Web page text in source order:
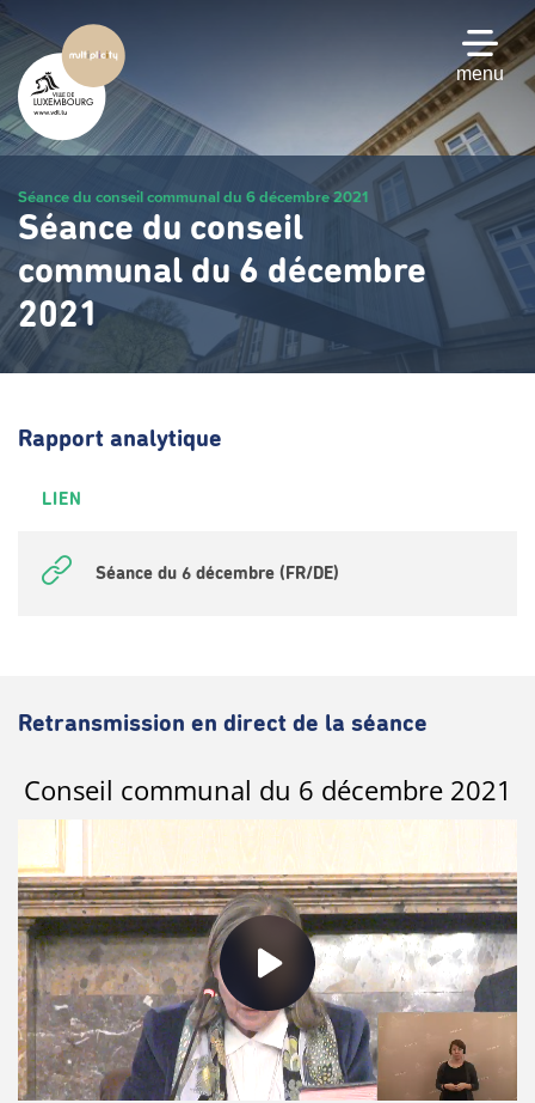
Passer
au
contenu
principal
menu
Séance du conseil communal du 6 décembre 2021
Séance du conseil
communal du 6 décembre
2021
Rapport analytique
LIEN
Séance du 6 décembre (FR/DE)
Retransmission en direct de la séance